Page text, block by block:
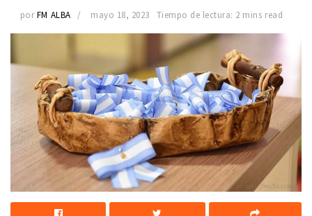
por FM ALBA mayo 18, 2023 Tiempo de lectura: 2 mins read